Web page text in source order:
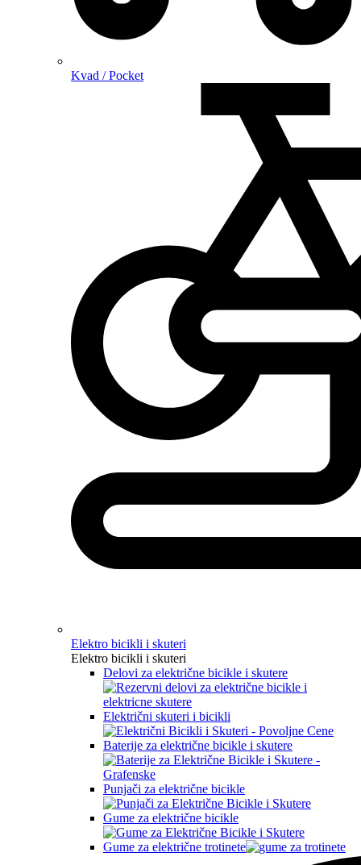
Kvad / Pocket
Elektro bicikli i skuteri
Elektro bicikli i skuteri
Delovi za električne bicikle i skutere
Električni skuteri i bicikli
Baterije za električne bicikle i skutere
Punjači za električne bicikle
Gume za električne bicikle
Gume za električne trotinete